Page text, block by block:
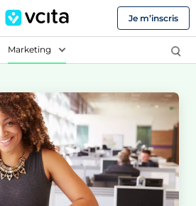
Je m’inscris
Marketing